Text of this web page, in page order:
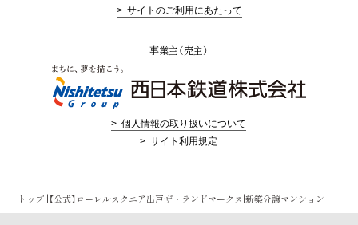
> サイトのご利用にあたって
事業主（売主）
> 個人情報の取り扱いについて
> サイト利用規定
トップ |【公式】ローレルスクエア出戸ザ・ランドマークス|新築分譲マンション